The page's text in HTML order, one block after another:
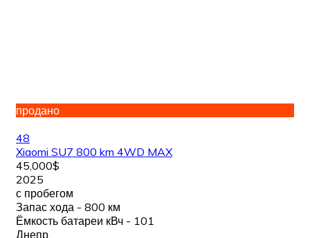
продано
48
Xiaomi SU7 800 km 4WD MAX
45,000$
2025
с пробегом
Запас хода - 800 км
Ёмкость батареи кВч - 101
Днепр